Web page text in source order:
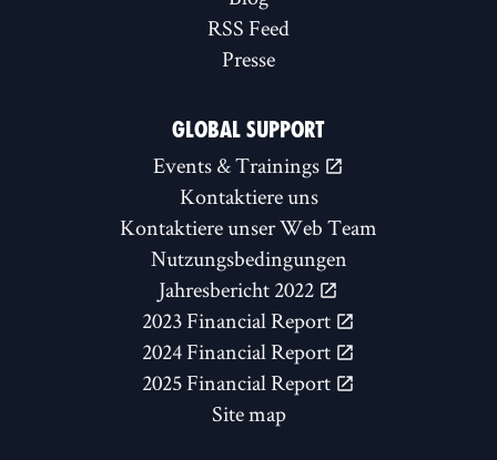
RSS Feed
Presse
GLOBAL SUPPORT
Events & Trainings
Kontaktiere uns
Kontaktiere unser Web Team
Nutzungsbedingungen
Jahresbericht 2022
2023 Financial Report
2024 Financial Report
2025 Financial Report
Site map